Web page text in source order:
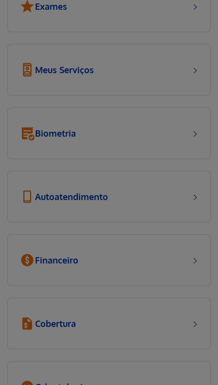
Exames
Meus Serviços
Biometria
Autoatendimento
Financeiro
Cobertura